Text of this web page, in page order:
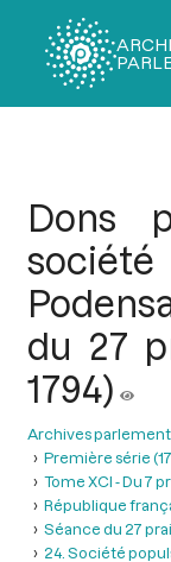
Dons
du 27
1794)
Archives
Première série
Tome XCI - Du 7
République
Séance du 27
24. Société